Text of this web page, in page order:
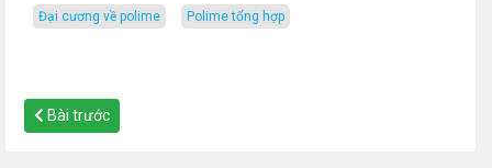
đại cương về polime polime tổng hợp
Bài trước